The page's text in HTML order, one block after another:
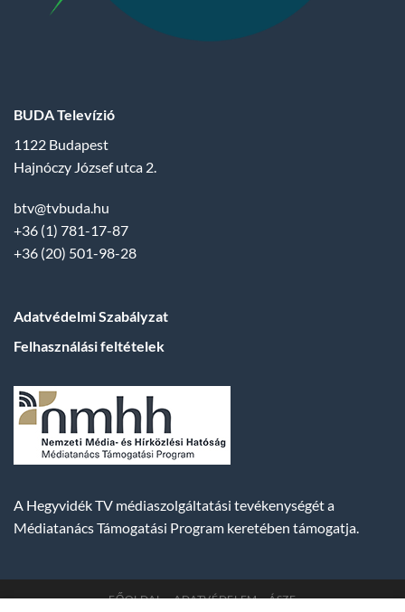
BUDA Televízió
1122 Budapest
Hajnóczy József utca 2.
btv@tvbuda.hu
+36 (1) 781-17-87
+36 (20) 501-98-28
Adatvédelmi Szabályzat
Felhasználási feltételek
A Hegyvidék TV médiaszolgáltatási tevékenységét a
Médiatanács Támogatási Program keretében támogatja.
FŐOLDAL ADATVÉDELEM ÁSZF